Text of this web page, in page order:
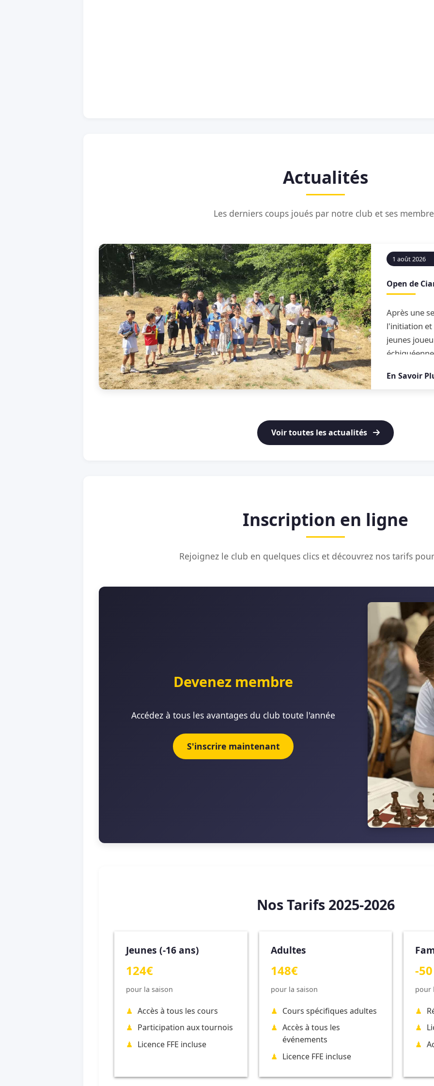
Actualités
Les derniers coups joués par notre club et ses
1 août 2026
Open de
Après une
l'initiation
jeunes
blitz
En Savoir
Voir toutes les actualités
Inscription en ligne
Rejoignez le club en quelques clics et découvrez nos tarifs
Devenez membre
Accédez à tous les avantages du club toute l'année
S'inscrire maintenant
Nos Tarifs 2025-2026
Jeunes (-16 ans)
124€
pour la saison
Accès à tous les cours
Participation aux tournois
Licence FFE incluse
Adultes
148€
pour la saison
Cours spécifiques adultes
Accès à tous les
événements
Licence FFE incluse
-
pour